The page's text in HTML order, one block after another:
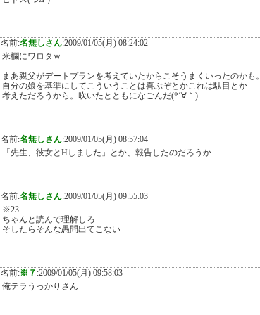
名前:名無しさん:2009/01/05(月) 08:24:02
米欄にワロタｗ
まあ親父がデートプランを考えていたからこそうまくいったのかも。
自分の娘を基準にしてこういうことは喜ぶぞとかこれは駄目とか
考えただろうから。吹いたとともになごんだ(*´∀｀)
名前:名無しさん:2009/01/05(月) 08:57:04
「先生、彼女とHしました」とか、報告したのだろうか
名前:名無しさん:2009/01/05(月) 09:55:03
※23
ちゃんと読んで理解しろ
そしたらそんな愚問出てこない
名前:※７ :2009/01/05(月) 09:58:03
俺テラうっかりさん